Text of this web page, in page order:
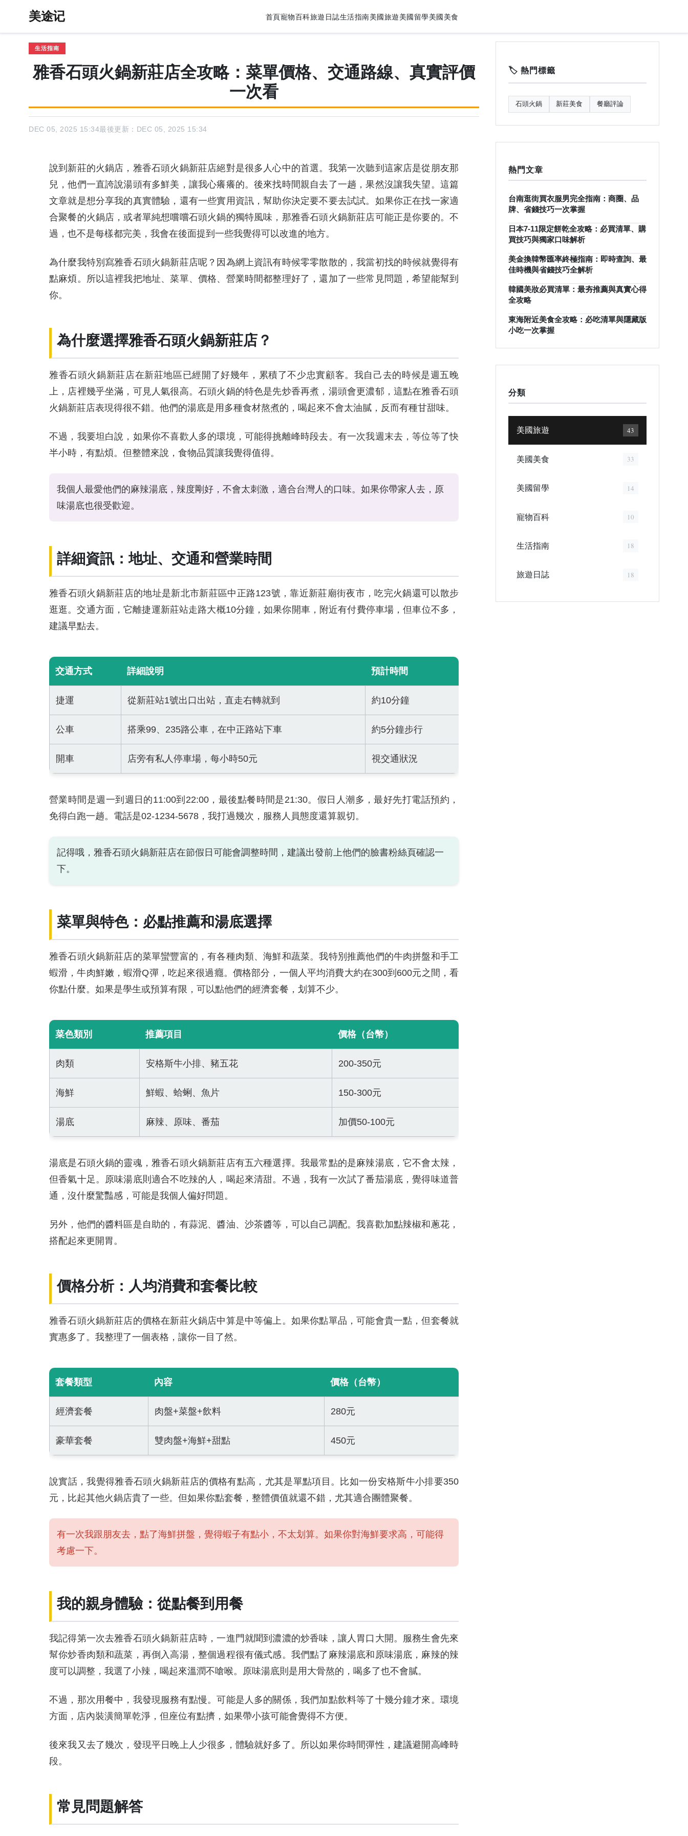
美途记 首頁寵物百科旅遊日誌生活指南美國旅遊美國留學美國美食
生活指南
雅香石頭火鍋新莊店全攻略：菜單價格、交通路線、真實評價
一次看
DEC 05, 2025 15:34最後更新：DEC 05, 2025 15:34
說到新莊的火鍋店，雅香石頭火鍋新莊店絕對是很多人心中的首選。我第一次聽到這家店是從朋友那
兒，他們一直誇說湯頭有多鮮美，讓我心癢癢的。後來找時間親自去了一趟，果然沒讓我失望。這篇
文章就是想分享我的真實體驗，還有一些實用資訊，幫助你決定要不要去試試。如果你正在找一家適
合聚餐的火鍋店，或者單純想嚐嚐石頭火鍋的獨特風味，那雅香石頭火鍋新莊店可能正是你要的。不
過，也不是每樣都完美，我會在後面提到一些我覺得可以改進的地方。
為什麼我特別寫雅香石頭火鍋新莊店呢？因為網上資訊有時候零零散散的，我當初找的時候就覺得有
點麻煩。所以這裡我把地址、菜單、價格、營業時間都整理好了，還加了一些常見問題，希望能幫到
你。
為什麼選擇雅香石頭火鍋新莊店？
雅香石頭火鍋新莊店在新莊地區已經開了好幾年，累積了不少忠實顧客。我自己去的時候是週五晚
上，店裡幾乎坐滿，可見人氣很高。石頭火鍋的特色是先炒香再煮，湯頭會更濃郁，這點在雅香石頭
火鍋新莊店表現得很不錯。他們的湯底是用多種食材熬煮的，喝起來不會太油膩，反而有種甘甜味。
不過，我要坦白說，如果你不喜歡人多的環境，可能得挑離峰時段去。有一次我週末去，等位等了快
半小時，有點煩。但整體來說，食物品質讓我覺得值得。
我個人最愛他們的麻辣湯底，辣度剛好，不會太刺激，適合台灣人的口味。如果你帶家人去，原
味湯底也很受歡迎。
詳細資訊：地址、交通和營業時間
雅香石頭火鍋新莊店的地址是新北市新莊區中正路123號，靠近新莊廟街夜市，吃完火鍋還可以散步
逛逛。交通方面，它離捷運新莊站走路大概10分鐘，如果你開車，附近有付費停車場，但車位不多，
建議早點去。
交通方式 詳細說明 預計時間
捷運 從新莊站1號出口出站，直走右轉就到 約10分鐘
公車 搭乘99、235路公車，在中正路站下車 約5分鐘步行
開車 店旁有私人停車場，每小時50元 視交通狀況
營業時間是週一到週日的11:00到22:00，最後點餐時間是21:30。假日人潮多，最好先打電話預約，
免得白跑一趟。電話是02-1234-5678，我打過幾次，服務人員態度還算親切。
記得哦，雅香石頭火鍋新莊店在節假日可能會調整時間，建議出發前上他們的臉書粉絲頁確認一
下。
菜單與特色：必點推薦和湯底選擇
雅香石頭火鍋新莊店的菜單蠻豐富的，有各種肉類、海鮮和蔬菜。我特別推薦他們的牛肉拼盤和手工
蝦滑，牛肉鮮嫩，蝦滑Q彈，吃起來很過癮。價格部分，一個人平均消費大約在300到600元之間，看
你點什麼。如果是學生或預算有限，可以點他們的經濟套餐，划算不少。
菜色類別 推薦項目 價格（台幣）
肉類 安格斯牛小排、豬五花 200-350元
海鮮 鮮蝦、蛤蜊、魚片 150-300元
湯底 麻辣、原味、番茄 加價50-100元
湯底是石頭火鍋的靈魂，雅香石頭火鍋新莊店有五六種選擇。我最常點的是麻辣湯底，它不會太辣，
但香氣十足。原味湯底則適合不吃辣的人，喝起來清甜。不過，我有一次試了番茄湯底，覺得味道普
通，沒什麼驚豔感，可能是我個人偏好問題。
另外，他們的醬料區是自助的，有蒜泥、醬油、沙茶醬等，可以自己調配。我喜歡加點辣椒和蔥花，
搭配起來更開胃。
價格分析：人均消費和套餐比較
雅香石頭火鍋新莊店的價格在新莊火鍋店中算是中等偏上。如果你點單品，可能會貴一點，但套餐就
實惠多了。我整理了一個表格，讓你一目了然。
套餐類型 內容 價格（台幣）
經濟套餐 肉盤+菜盤+飲料 280元
豪華套餐 雙肉盤+海鮮+甜點 450元
說實話，我覺得雅香石頭火鍋新莊店的價格有點高，尤其是單點項目。比如一份安格斯牛小排要350
元，比起其他火鍋店貴了一些。但如果你點套餐，整體價值就還不錯，尤其適合團體聚餐。
有一次我跟朋友去，點了海鮮拼盤，覺得蝦子有點小，不太划算。如果你對海鮮要求高，可能得
考慮一下。
我的親身體驗：從點餐到用餐
我記得第一次去雅香石頭火鍋新莊店時，一進門就聞到濃濃的炒香味，讓人胃口大開。服務生會先來
幫你炒香肉類和蔬菜，再倒入高湯，整個過程很有儀式感。我們點了麻辣湯底和原味湯底，麻辣的辣
度可以調整，我選了小辣，喝起來溫潤不嗆喉。原味湯底則是用大骨熬的，喝多了也不會膩。
不過，那次用餐中，我發現服務有點慢。可能是人多的關係，我們加點飲料等了十幾分鐘才來。環境
方面，店內裝潢簡單乾淨，但座位有點擠，如果帶小孩可能會覺得不方便。
後來我又去了幾次，發現平日晚上人少很多，體驗就好多了。所以如果你時間彈性，建議避開高峰時
段。
常見問題解答
🏷️ 熱門標籤
石頭火鍋 新莊美食 餐廳評論
熱門文章
台南逛街買衣服男完全指南：商圈、品
牌、省錢技巧一次掌握
日本7-11限定餅乾全攻略：必買清單、購
買技巧與獨家口味解析
美金換韓幣匯率終極指南：即時查詢、最
佳時機與省錢技巧全解析
韓國美妝必買清單：最夯推薦與真實心得
全攻略
東海附近美食全攻略：必吃清單與隱藏版
小吃一次掌握
分類
美國旅遊 43
美國美食 33
美國留學 14
寵物百科 10
生活指南 18
旅遊日誌 18